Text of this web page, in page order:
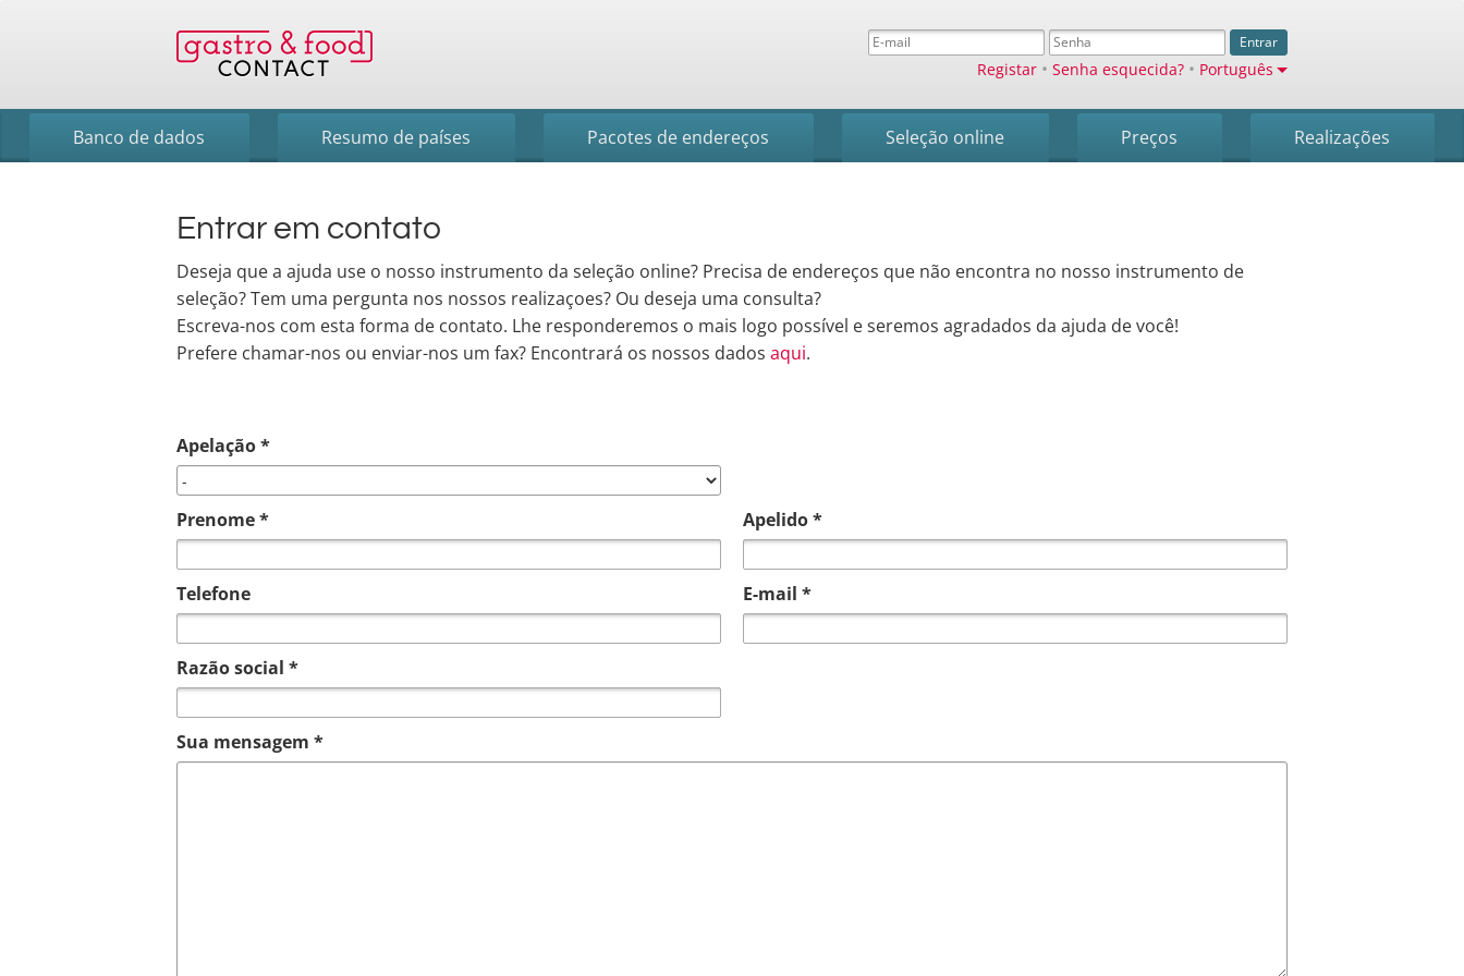
Entrar
Registar • Senha esquecida? • Português
Banco de dados Resumo de países Pacotes de endereços Seleção online Preços Realizações
Entrar em contato
Deseja que a ajuda use o nosso instrumento da seleção online? Precisa de endereços que não encontra no nosso instrumento de
seleção? Tem uma pergunta nos nossos realizaçoes? Ou deseja uma consulta?
Escreva-nos com esta forma de contato. Lhe responderemos o mais logo possível e seremos agradados da ajuda de você!
Prefere chamar-nos ou enviar-nos um fax? Encontrará os nossos dados aqui.
Apelação *
Prenome * Apelido *
Telefone E-mail *
Razão social *
Sua mensagem *